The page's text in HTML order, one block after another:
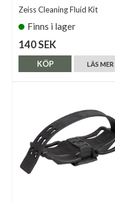
Zeiss Cleaning Fluid Kit
Finns i lager
140 SEK
LÄS MER
KÖP